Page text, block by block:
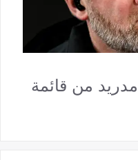
من قائمة